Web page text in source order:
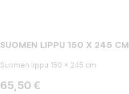
SUOMEN LIPPU 150 X 245 CM
Suomen lippu 150 x 245 cm
Hinta
65,50 €